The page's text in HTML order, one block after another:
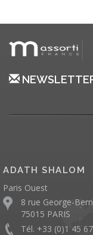
ADATH SHALOM
Paris Ouest
8 rue George-
75015 PARIS
Tél. +33 (0)1 45